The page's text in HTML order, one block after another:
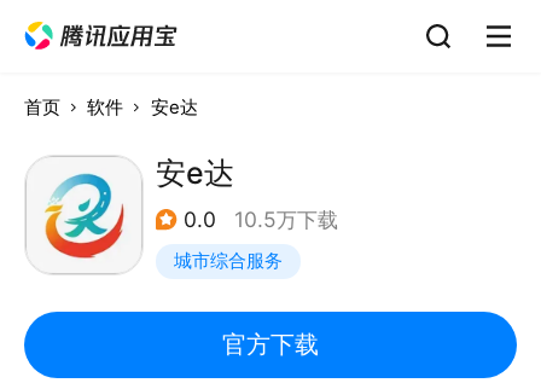
首页 软件 安e达
安e达
0.0 10.5万下载
城市综合服务
官方下载